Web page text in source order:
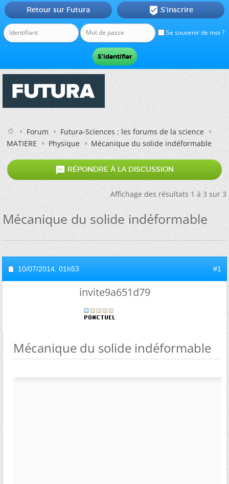
Se souvenir de moi ?
Retour sur Futura  S'inscrire
Forum
Futura-Sciences : les forums de la science
MATIERE
Physique Mécanique du solide indéformable
 RÉPONDRE À LA DISCUSSION
Affichage des résultats 1 à 3 sur 3
Mécanique du solide indéformable
10/07/2014, 01h53 #1
invite9a651d79
Mécanique du solide indéformable